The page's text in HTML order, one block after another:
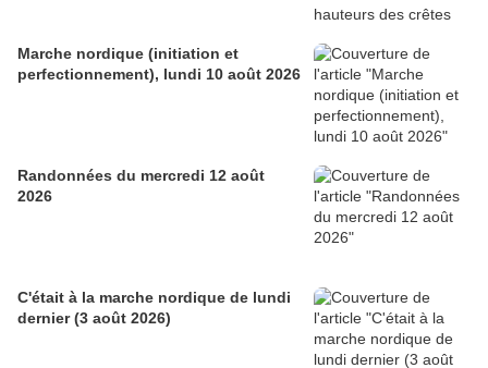
Marche nordique (initiation et
perfectionnement), lundi 10 août 2026
Randonnées du mercredi 12 août
2026
C'était à la marche nordique de lundi
dernier (3 août 2026)